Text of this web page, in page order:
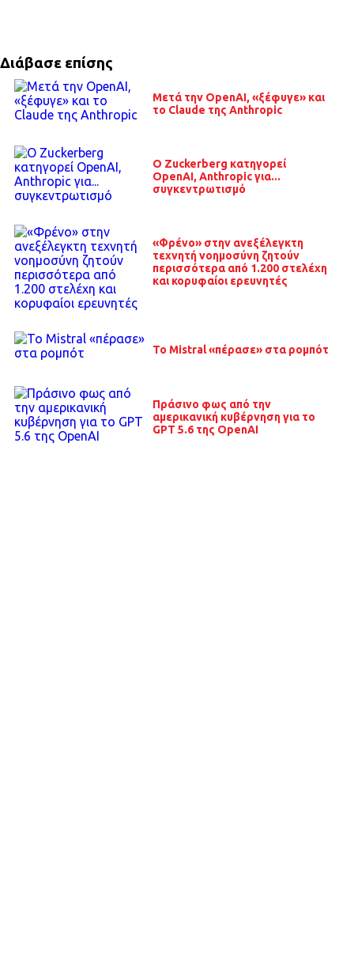
Διάβασε επίσης
Μετά την OpenAI, «ξέφυγε» και
το Claude της Anthropic
O Zuckerberg κατηγορεί
OpenAI, Anthropic για...
συγκεντρωτισμό
«Φρένο» στην ανεξέλεγκτη
τεχνητή νοημοσύνη ζητούν
περισσότερα από 1.200 στελέχη
και κορυφαίοι ερευνητές
Το Mistral «πέρασε» στα ρομπότ
Πράσινο φως από την
αμερικανική κυβέρνηση για το
GPT 5.6 της OpenAI